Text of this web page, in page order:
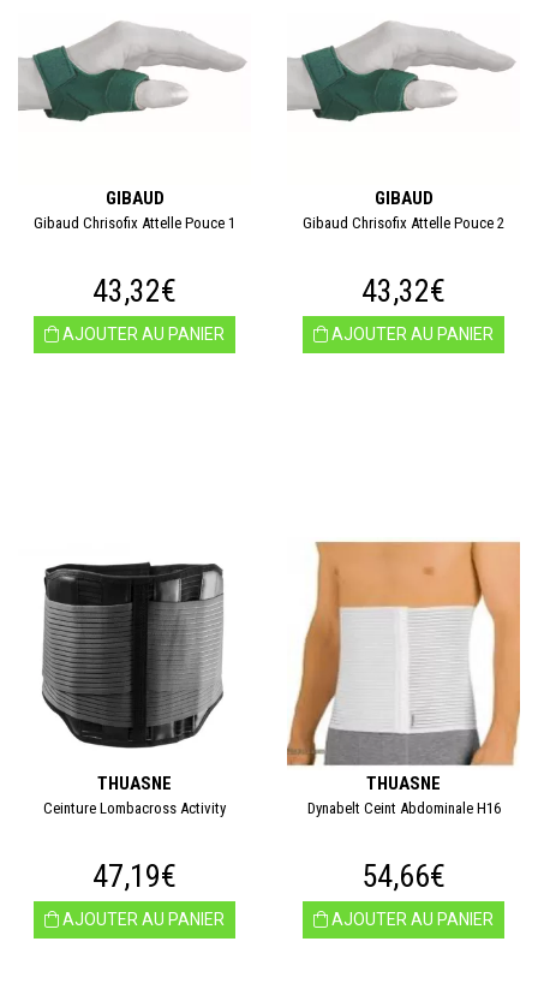
GIBAUD
Gibaud Chrisofix Attelle Pouce 1
43,32€
AJOUTER AU PANIER
GIBAUD
Gibaud Chrisofix Attelle Pouce 2
43,32€
AJOUTER AU PANIER
THUASNE
Ceinture Lombacross Activity
47,19€
AJOUTER AU PANIER
THUASNE
Dynabelt Ceint Abdominale H16
54,66€
AJOUTER AU PANIER